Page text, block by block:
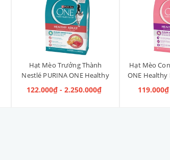
Hạt Mèo Trưởng Thành
Nestlé PURINA ONE Healthy
Adult Salmon & Tuna [Vị Cá
Hồi & Cá Ngừ]
122.000₫ - 2.250.000₫
Hạt Mèo
ONE
Tuna [Vị